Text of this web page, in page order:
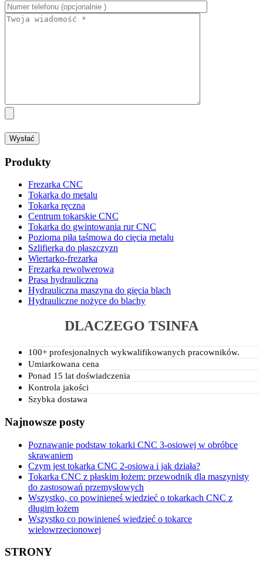
Produkty
Frezarka CNC
Tokarka do metalu
Tokarka ręczna
Centrum tokarskie CNC
Tokarka do gwintowania rur CNC
Pozioma piła taśmowa do cięcia metalu
Szlifierka do płaszczyzn
Wiertarko-frezarka
Frezarka rewolwerowa
Prasa hydrauliczna
Hydrauliczna maszyna do gięcia blach
Hydrauliczne nożyce do blachy
DLACZEGO TSINFA
100+ profesjonalnych wykwalifikowanych pracowników.
Umiarkowana cena
Ponad 15 lat doświadczenia
Kontrola jakości
Szybka dostawa
Najnowsze posty
Poznawanie podstaw tokarki CNC 3-osiowej w obróbce
skrawaniem
Czym jest tokarka CNC 2-osiowa i jak działa?
Tokarka CNC z płaskim łożem: przewodnik dla maszynisty
do zastosowań przemysłowych
Wszystko, co powinieneś wiedzieć o tokarkach CNC z
długim łożem
Wszystko co powinieneś wiedzieć o tokarce
wielowrzecionowej
STRONY